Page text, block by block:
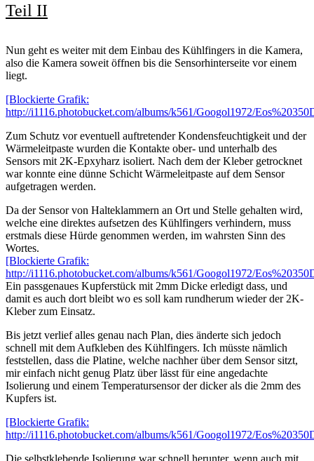
Teil II
Nun geht es weiter mit dem Einbau des Kühlfingers in die Kamera,
also die Kamera soweit öffnen bis die Sensorhinterseite vor einem
liegt.
[Blockierte Grafik:
http://i1116.photobucket.com/albums/k561/Googol1972/
Zum Schutz vor eventuell auftretender Kondensfeuchtigkeit und der
Wärmeleitpaste wurden die Kontakte ober- und unterhalb des
Sensors mit 2K-Epxyharz isoliert. Nach dem der Kleber getrocknet
war konnte eine dünne Schicht Wärmeleitpaste auf dem Sensor
aufgetragen werden.
Da der Sensor von Halteklammern an Ort und Stelle gehalten wird,
welche eine direktes aufsetzen des Kühlfingers verhindern, muss
erstmals diese Hürde genommen werden, im wahrsten Sinn des
Wortes.
[Blockierte Grafik:
http://i1116.photobucket.com/albums/k561/Googol1972/
Ein passgenaues Kupferstück mit 2mm Dicke erledigt dass, und
damit es auch dort bleibt wo es soll kam rundherum wieder der 2K-
Kleber zum Einsatz.
Bis jetzt verlief alles genau nach Plan, dies änderte sich jedoch
schnell mit dem Aufkleben des Kühlfingers. Ich müsste nämlich
feststellen, dass die Platine, welche nachher über dem Sensor sitzt,
mir einfach nicht genug Platz über lässt für eine angedachte
Isolierung und einem Temperatursensor der dicker als die 2mm des
Kupfers ist.
[Blockierte Grafik:
http://i1116.photobucket.com/albums/k561/Googol1972/
Die selbstklebende Isolierung war schnell herunter, wenn auch mit